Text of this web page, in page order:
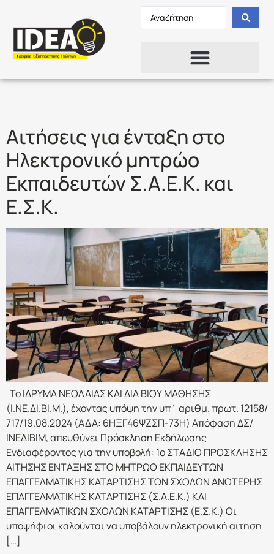
Αιτήσεις για ένταξη στο
Ηλεκτρονικό μητρώο
Εκπαιδευτών Σ.Α.Ε.Κ. και
Ε.Σ.Κ.
Το IΔΡΥΜΑ ΝΕΟΛΑΙΑΣ ΚΑΙ ΔΙΑ ΒΙΟΥ ΜΑΘΗΣΗΣ
(Ι.ΝΕ.ΔΙ.ΒΙ.Μ.), έχοντας υπόψη την υπ΄ αριθμ. πρωτ. 12158/
717/19.08.2024 (ΑΔΑ: 6ΗΞΓ46ΨΖΣΠ-73Η) Απόφαση ΔΣ/
ΙΝΕΔΙΒΙΜ, απευθύνει Πρόσκληση Εκδήλωσης
Ενδιαφέροντος για την υποβολή: 1ο ΣΤΑΔΙΟ ΠΡΟΣΚΛΗΣΗΣ
ΑΙΤΗΣΗΣ ΕΝΤΑΞΗΣ ΣΤO ΜΗΤΡΩΟ ΕΚΠΑΙΔΕΥΤΩΝ
ΕΠΑΓΓΕΛΜΑΤΙΚΗΣ ΚΑΤΑΡΤΙΣΗΣ ΤΩΝ ΣΧΟΛΩΝ ΑΝΩΤΕΡΗΣ
ΕΠΑΓΓΕΛΜΑΤΙΚΗΣ ΚΑΤΑΡΤΙΣΗΣ (Σ.Α.Ε.Κ.) ΚΑΙ
ΕΠΑΓΓΕΛΜΑΤΙΚΩΝ ΣΧΟΛΩΝ ΚΑΤΑΡΤΙΣΗΣ (Ε.Σ.Κ.) Οι
υποψήφιοι καλούνται να υποβάλουν ηλεκτρονική αίτηση
[…]